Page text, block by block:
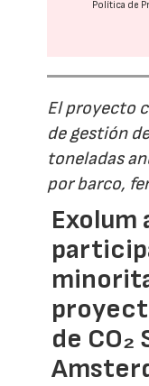
Política de
El proyecto
de gestión
toneladas
por barco,
Exolum
de CO₂